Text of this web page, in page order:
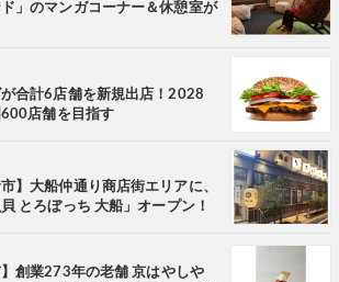
ド」のマンガコーナー＆休憩室が
合計6店舗を新規出店！2028
店舗を目指す
】大船仲通り商店街エリアに、
とろぼっち 大船」オープン！
】創業273年の老舗 京はやしや